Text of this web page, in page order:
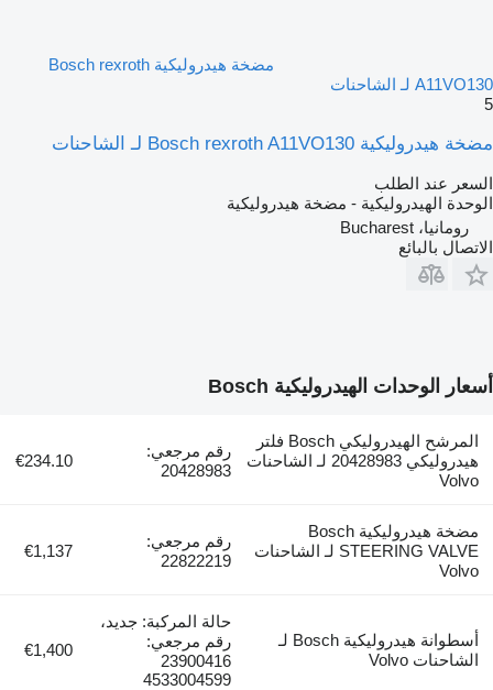
مضخة هيدروليكية Bosch rexroth
A11VO130 لـ الشاحنات
5
مضخة هيدروليكية Bosch rexroth A11VO130 لـ الشاحنات
السعر عند الطلب
الوحدة الهيدروليكية - مضخة هيدروليكية
رومانيا، Bucharest
الاتصال بالبائع
أسعار الوحدات الهيدروليكية Bosch
المرشح الهيدروليكي Bosch فلتر
هيدروليكي 20428983 لـ الشاحنات
Volvo
رقم مرجعي:
20428983
€234.10
مضخة هيدروليكية Bosch
STEERING VALVE لـ الشاحنات
Volvo
رقم مرجعي:
22822219
€1,137
أسطوانة هيدروليكية Bosch لـ
الشاحنات Volvo
حالة المركبة: جديد،
رقم مرجعي:
23900416
4533004599
€1,400